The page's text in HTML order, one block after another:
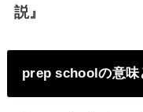
説』
prep schoolの意味